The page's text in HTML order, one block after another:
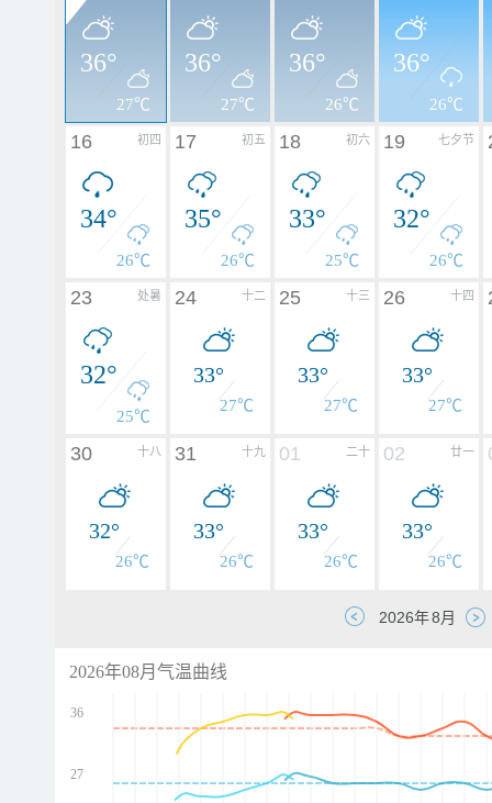
36°
27℃
36°
27℃
36°
26℃
36°
26℃
初四
16
34°
26℃
初五
17
35°
26℃
初六
18
33°
25℃
七夕节
19
32°
26℃
处暑
23
32°
25℃
十二
24
33°
27℃
十三
25
33°
27℃
十四
26
33°
27℃
十八
30
32°
26℃
十九
31
33°
26℃
二十
01
33°
26℃
廿一
02
33°
26℃
2026年08月气温曲线
36
27